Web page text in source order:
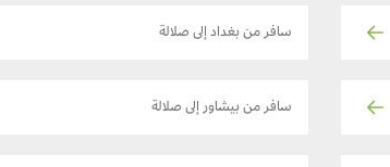
سافر من بغداد إلى صلالة
سافر من بيشاور إلى صلالة